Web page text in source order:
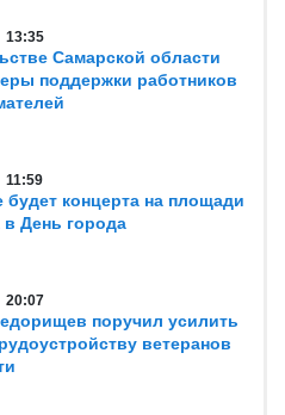
13:35
Самарской области
поддержки работников
11:59
будет концерта на площади
День города
20:07
поручил усилить
ветеранов